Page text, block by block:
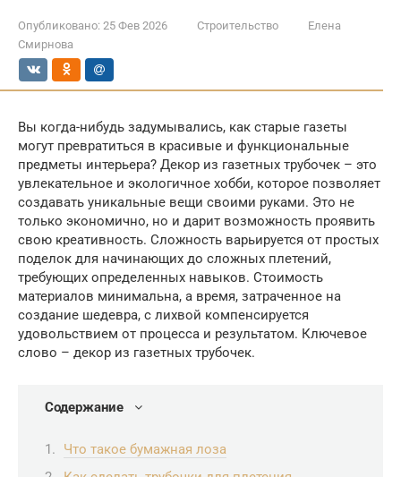
Опубликовано: 25 Фев 2026 Строительство
Елена
Смирнова
Вы когда-нибудь задумывались, как старые газеты
могут превратиться в красивые и функциональные
предметы интерьера? Декор из газетных трубочек – это
увлекательное и экологичное хобби, которое позволяет
создавать уникальные вещи своими руками. Это не
только экономично, но и дарит возможность проявить
свою креативность. Сложность варьируется от простых
поделок для начинающих до сложных плетений,
требующих определенных навыков. Стоимость
материалов минимальна, а время, затраченное на
создание шедевра, с лихвой компенсируется
удовольствием от процесса и результатом. Ключевое
слово – декор из газетных трубочек.
Содержание
Что такое бумажная лоза